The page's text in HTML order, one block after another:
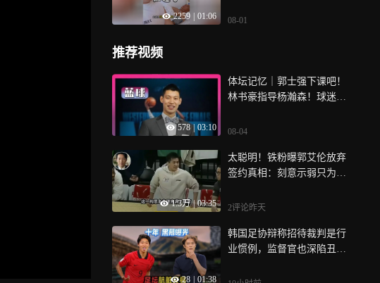
2259 01:06 08-01
推荐视频
578 | 03:10
体坛记忆｜郭士强下课吧！
林书豪指导杨瀚森！球迷：
08-04
1.3万 | 03:35
太聪明！铁粉曝郭艾伦放弃
签约真相：刻意示弱只为上
2评论昨天
28 01:38
韩国足协辩称招待裁判是行
业惯例，监督官也深陷丑